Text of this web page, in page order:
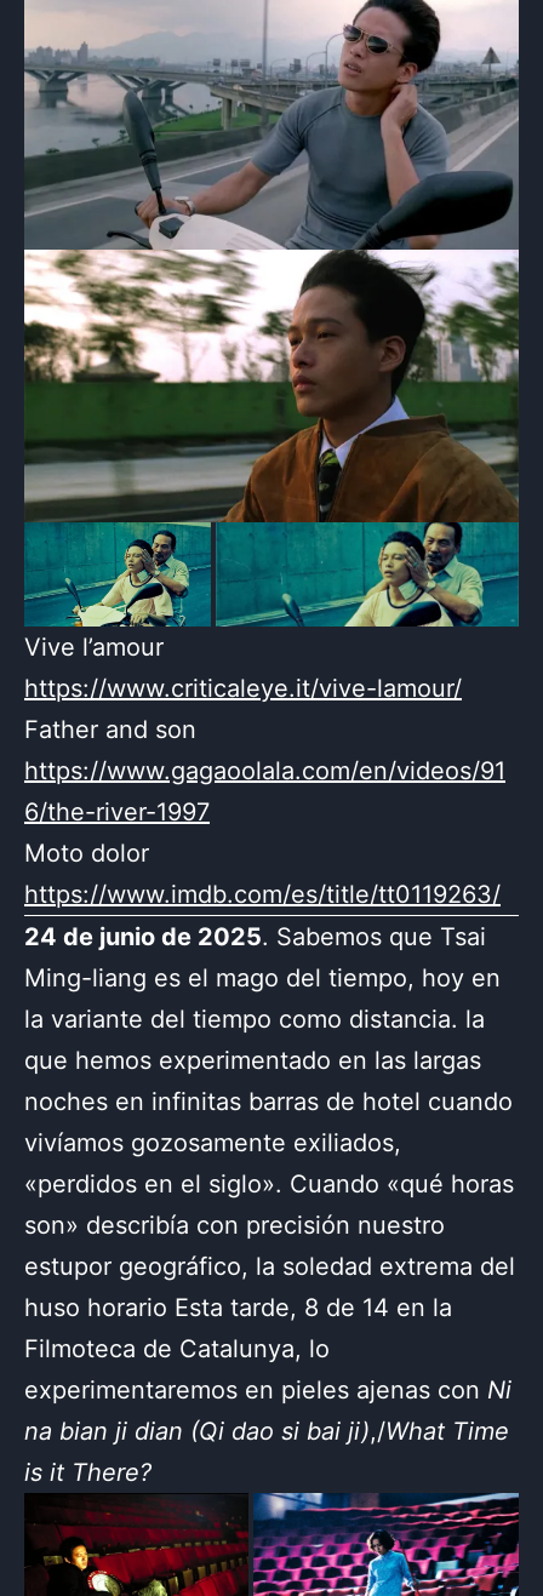
Vive l’amour
https://www.criticaleye.it/vive-lamour/
Father and son
https://www.gagaoolala.com/en/videos/91
6/the-river-1997
Moto dolor
https://www.imdb.com/es/title/tt0119263/
24 de junio de 2025. Sabemos que Tsai
Ming-liang es el mago del tiempo, hoy en
la variante del tiempo como distancia. la
que hemos experimentado en las largas
noches en infinitas barras de hotel cuando
vivíamos gozosamente exiliados,
«perdidos en el siglo». Cuando «qué horas
son» describía con precisión nuestro
estupor geográfico, la soledad extrema del
huso horario Esta tarde, 8 de 14 en la
Filmoteca de Catalunya, lo
experimentaremos en pieles ajenas con Ni
na bian ji dian (Qi dao si bai ji),/What Time
is it There?